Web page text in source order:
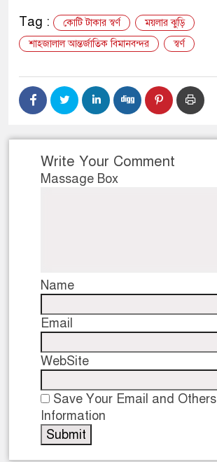
Tag :
কোটি টাকার স্বর্ণ
ময়লার ঝুড়ি
শাহজালাল আন্তর্জাতিক বিমানবন্দর
স্বর্ণ
Write Your Comment
Massage Box
Name
Email
WebSite
Save Your Email and Others
Information